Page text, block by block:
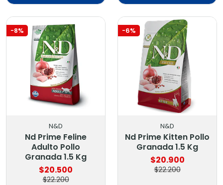
Añadido
Añadido
-8%
N&D
Nd Prime Feline
Adulto Pollo
Granada 1.5 Kg
$20.500
$22.200
-6%
N&D
Nd Prime Kitten Pollo
Granada 1.5 Kg
$20.900
$22.200